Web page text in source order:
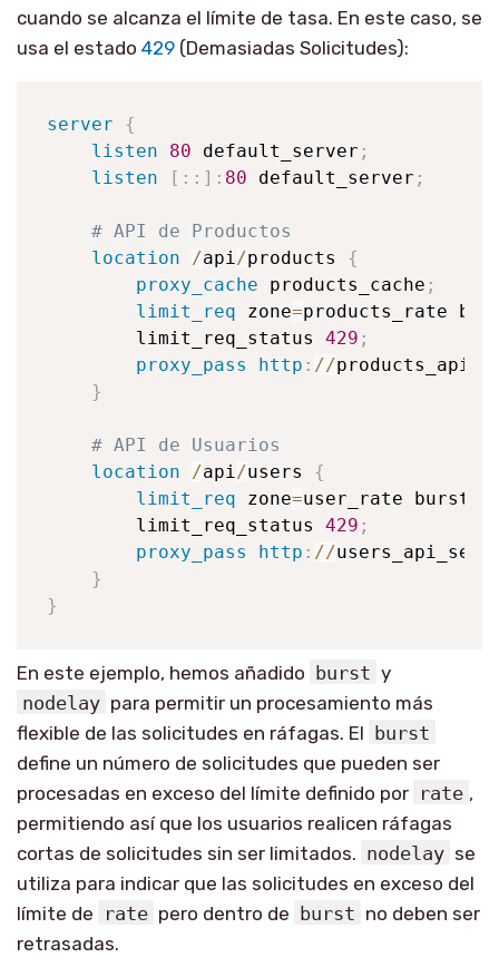
cuando se alcanza el límite de tasa. En este caso, se
usa el estado 429 (Demasiadas Solicitudes):
server
{
listen
80 default_server ;
listen
[ : : ] : 80 default_server ;
# API de Productos
location
/api/products {
proxy_cache products_cache ;
limit_req zone=products_rate
        limit_req_status
429 ;
proxy_pass
http : //
}
# API de Usuarios
location
/api/users {
limit_req zone=user_rate burst
        limit_req_status
429 ;
proxy_pass
http : //
}
}
En este ejemplo, hemos añadido burst y
nodelay para permitir un procesamiento más
flexible de las solicitudes en ráfagas. El
burst
define un número de solicitudes que pueden ser
procesadas en exceso del límite definido por rate ,
permitiendo así que los usuarios realicen ráfagas
cortas de solicitudes sin ser limitados. nodelay se
utiliza para indicar que las solicitudes en exceso del
límite de
rate pero dentro de burst no deben ser
retrasadas.